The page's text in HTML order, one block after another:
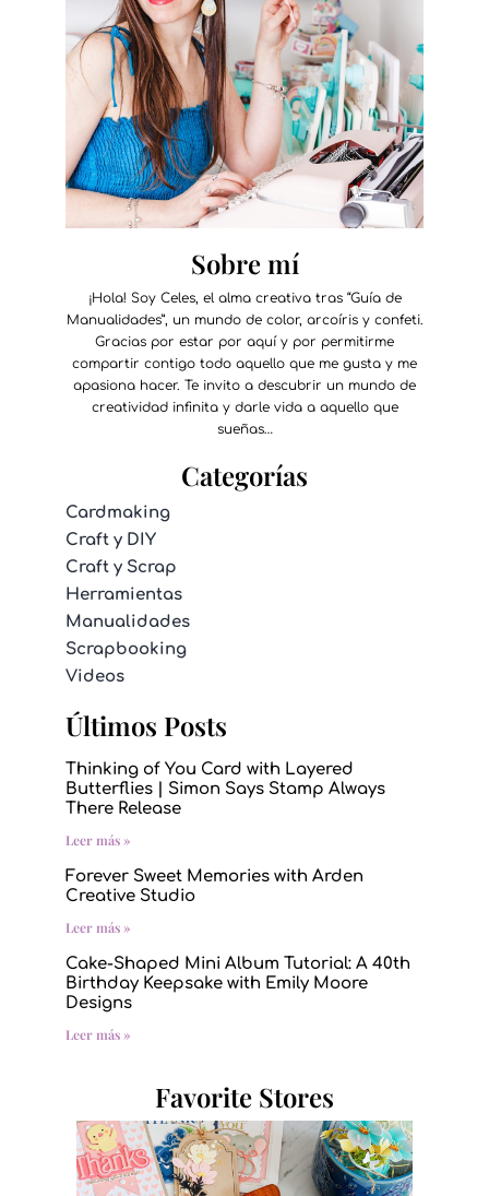
Sobre mí
¡Hola! Soy Celes, el alma creativa tras “Guía de
Manualidades”, un mundo de color, arcoíris y confeti.
Gracias por estar por aquí y por permitirme
compartir contigo todo aquello que me gusta y me
apasiona hacer. Te invito a descubrir un mundo de
creatividad infinita y darle vida a aquello que
sueñas…
Categorías
Cardmaking
Craft y DIY
Craft y Scrap
Herramientas
Manualidades
Scrapbooking
Videos
Últimos Posts
Thinking of You Card with Layered
Butterflies | Simon Says Stamp Always
There Release
Leer más »
Forever Sweet Memories with Arden
Creative Studio
Leer más »
Cake-Shaped Mini Album Tutorial: A 40th
Birthday Keepsake with Emily Moore
Designs
Leer más »
Favorite Stores